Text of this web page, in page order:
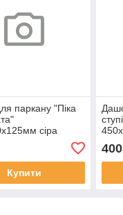
паркану "Піка
сіра
Купити
400